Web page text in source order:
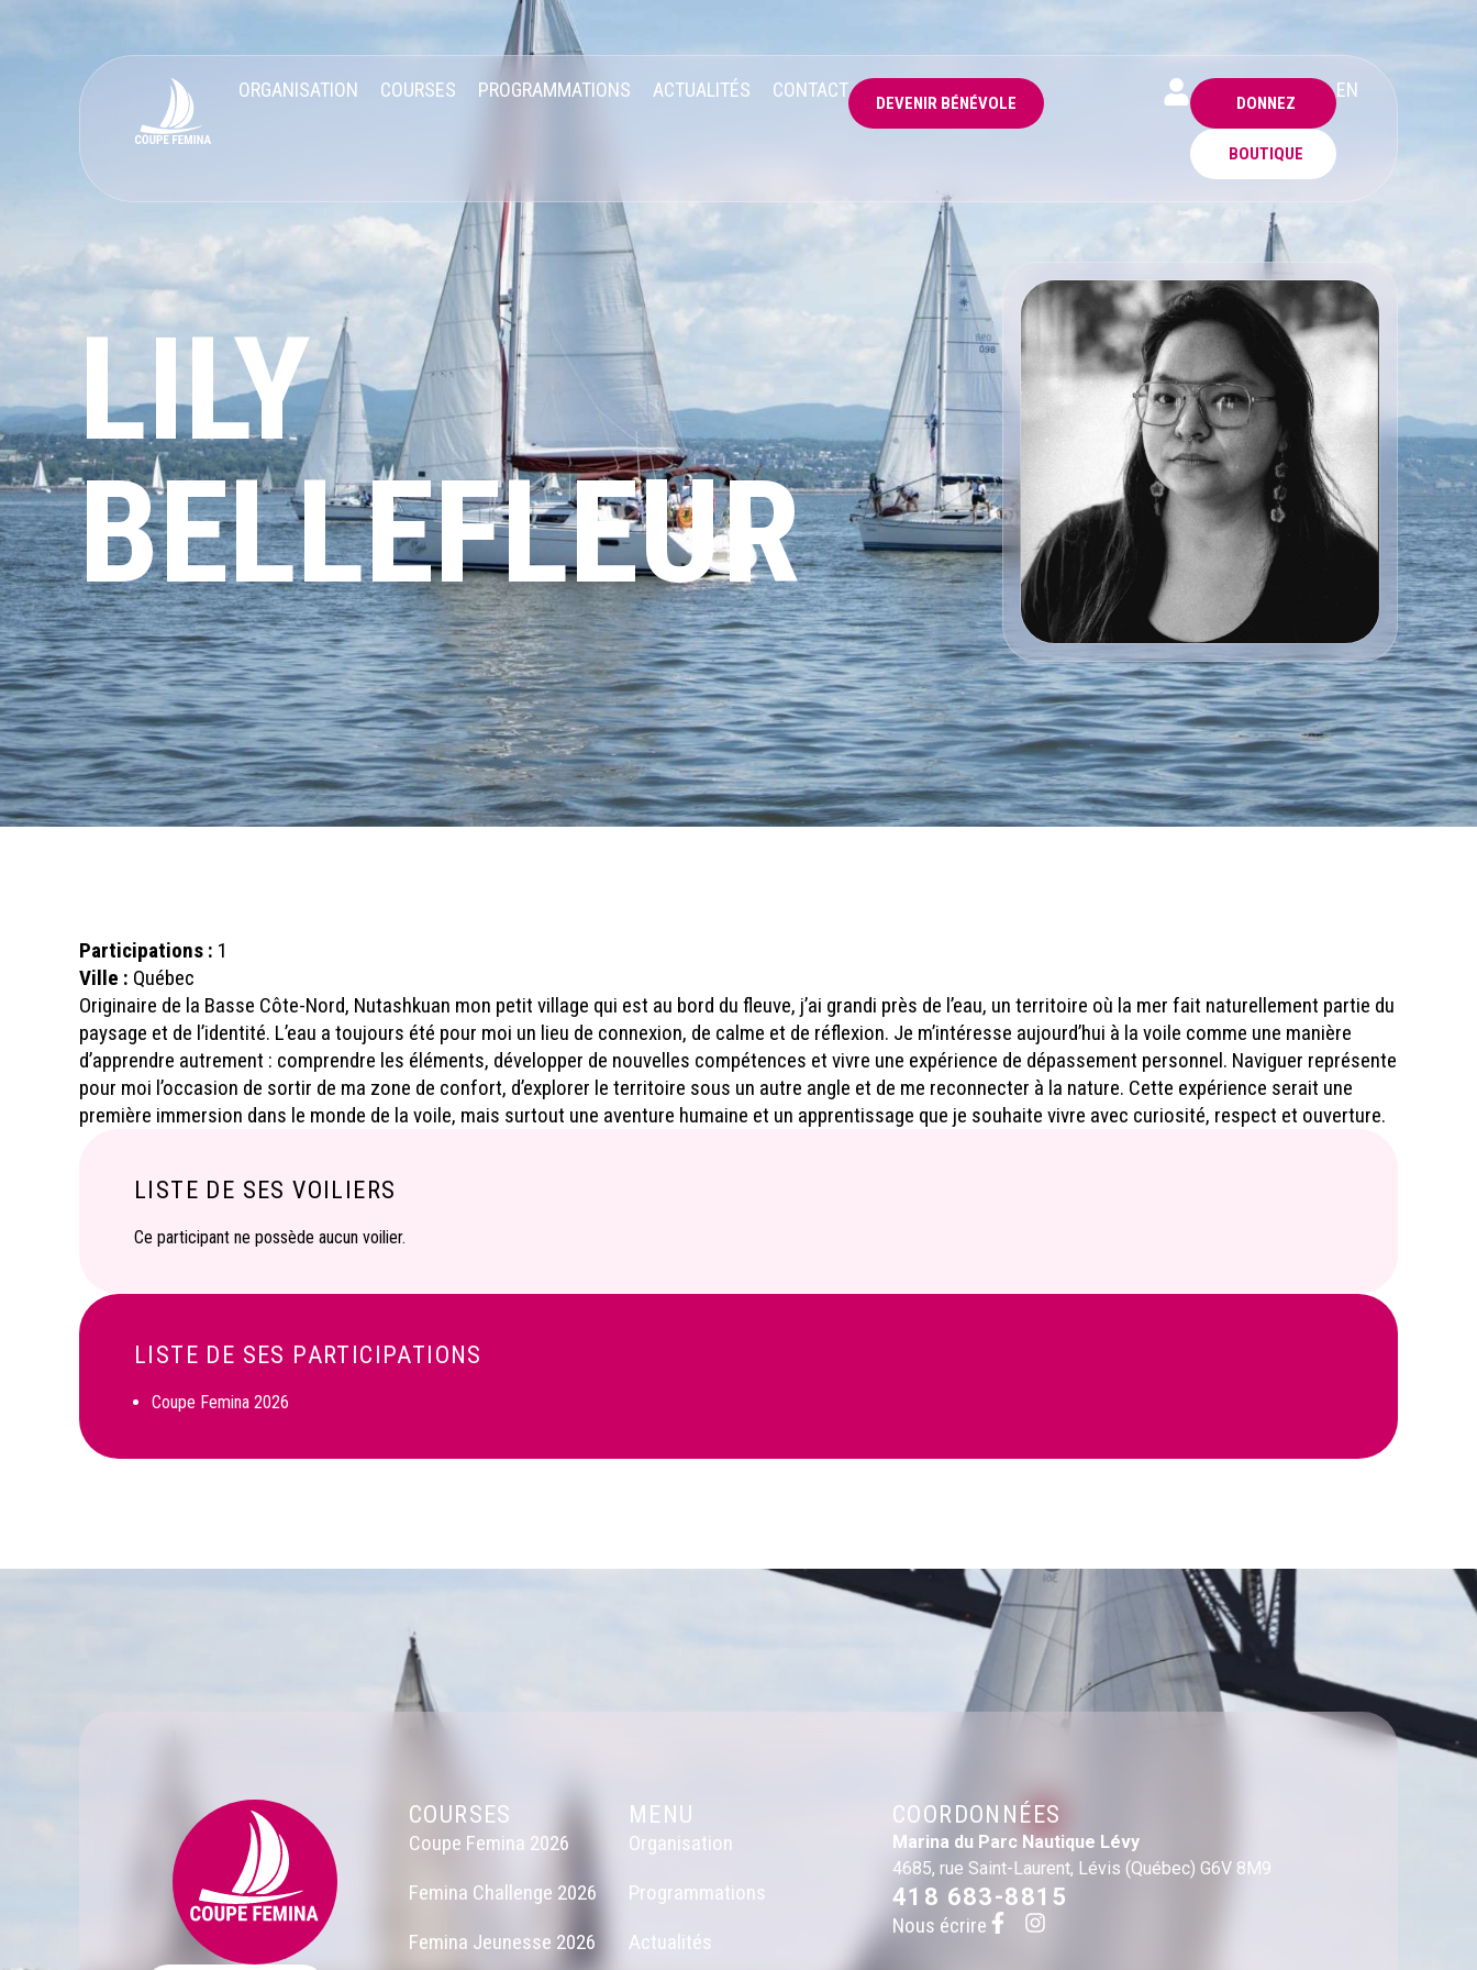
ORGANISATION COURSES PROGRAMMATIONS ACTUALITÉS CONTACT
DEVENIR BÉNÉVOLE DONNEZ
BOUTIQUE
EN
LILY
BELLEFLEUR
Participations : 1
Ville : Québec
Originaire de la Basse Côte-Nord, Nutashkuan mon petit village qui est au bord du fleuve, j’ai grandi près de l’eau, un territoire où la mer fait naturellement partie du
paysage et de l’identité. L’eau a toujours été pour moi un lieu de connexion, de calme et de réflexion. Je m’intéresse aujourd’hui à la voile comme une manière
d’apprendre autrement : comprendre les éléments, développer de nouvelles compétences et vivre une expérience de dépassement personnel. Naviguer représente
pour moi l’occasion de sortir de ma zone de confort, d’explorer le territoire sous un autre angle et de me reconnecter à la nature. Cette expérience serait une
première immersion dans le monde de la voile, mais surtout une aventure humaine et un apprentissage que je souhaite vivre avec curiosité, respect et ouverture.
LISTE DE SES VOILIERS
Ce participant ne possède aucun voilier.
LISTE DE SES PARTICIPATIONS
Coupe Femina 2026
COURSES
Coupe Femina 2026
Femina Challenge 2026
Femina Jeunesse 2026
MENU
Organisation
Programmations
Actualités
COORDONNÉES
Marina du Parc Nautique Lévy
4685, rue Saint-Laurent, Lévis (Québec) G6V 8M9
418 683-8815
Nous écrire